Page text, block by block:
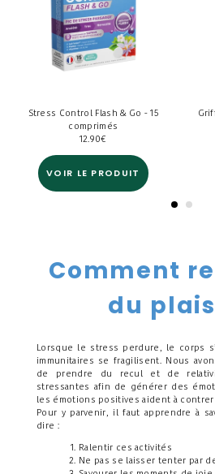
Stress Control Flash & Go - 15
comprimés
€
12.90
VOIR LE PRODUIT
Comment
du
Lorsque le stress perdure, le corps
immunitaires se fragilisent. Nous
de prendre du recul et de
stressantes afin de générer des
les émotions positives aident à
Pour y parvenir, il faut apprendre à
dire :
Ralentir ces activités
Ne pas se laisser tenter par